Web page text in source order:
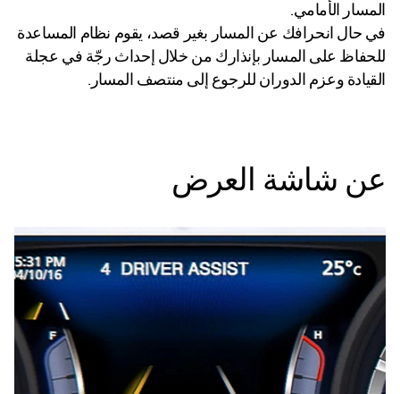
المسار الأمامي.
في حال انحرافك عن المسار بغير قصد، يقوم نظام المساعدة
للحفاظ على المسار بإنذارك من خلال إحداث رجّة في عجلة
القيادة وعزم الدوران للرجوع إلى منتصف المسار.
عن شاشة العرض